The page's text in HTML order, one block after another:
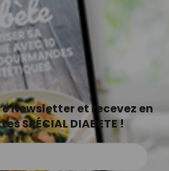
Newsletter et recevez en
SPÉCIAL DIABETE !